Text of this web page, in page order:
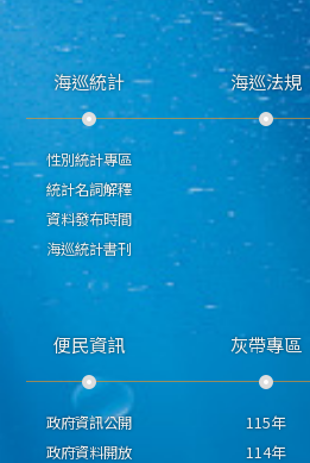
海巡統計
性別統計專區
統計名詞解釋
資料發布時間
海巡統計書刊
海巡法規
便民資訊
政府資訊公開
政府資料開放
灰帶專區
115年
114年